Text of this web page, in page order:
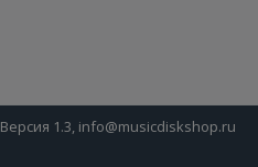
Версия 1.3, info@musicdiskshop.ru